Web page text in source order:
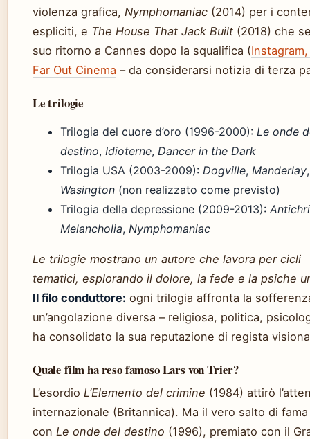
violenza grafica, Nymphomaniac (2014) per i
espliciti, e The House That Jack Built (2018) che
suo ritorno a Cannes dopo la squalifica (
Far Out Cinema – da considerarsi notizia di terza
Le trilogie
Trilogia del cuore d’oro (1996-2000): Le onde
destino, Idioterne, Dancer in the Dark
Trilogia USA (2003-2009): Dogville, Manderlay,
Wasington (non realizzato come previsto)
Trilogia della depressione (2009-2013):
Melancholia, Nymphomaniac
Le trilogie mostrano un autore che lavora per cicli
tematici, esplorando il dolore, la fede e la psiche
Il filo conduttore: ogni trilogia affronta la
un’angolazione diversa – religiosa, politica,
ha consolidato la sua reputazione di regista
Quale film ha reso famoso Lars von Trier?
L’esordio L’Elemento del crimine (1984) attirò
internazionale (Britannica). Ma il vero salto di
con Le onde del destino (1996), premiato con il